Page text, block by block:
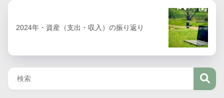
2024年・資産（支出・収入）の振り返り